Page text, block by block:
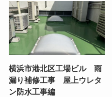
横浜市港北区工場ビル 雨
漏り補修工事 屋上ウレタ
ン防水工事編